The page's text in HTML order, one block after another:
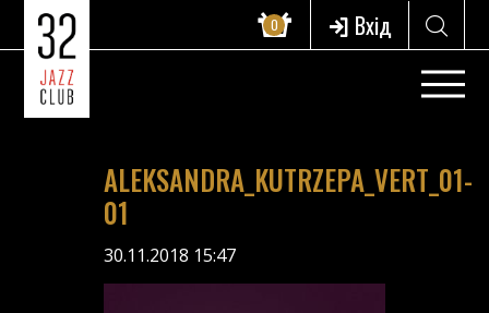
0 Вхід
ALEKSANDRA_KUTRZEPA_VERT_01-
01
30.11.2018 15:47